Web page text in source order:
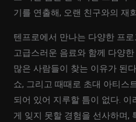
기를 연출해, 오랜 친구와의 재
텐프로에서 만나는 다양한 프
고급스러운 음료와 함께 다양
많은 사람들이 찾는 이유가 된
쇼, 그리고 때때로 초대 아티스
되어 있어 지루할 틈이 없다.
게 잊지 못할 경험을 선사하며,